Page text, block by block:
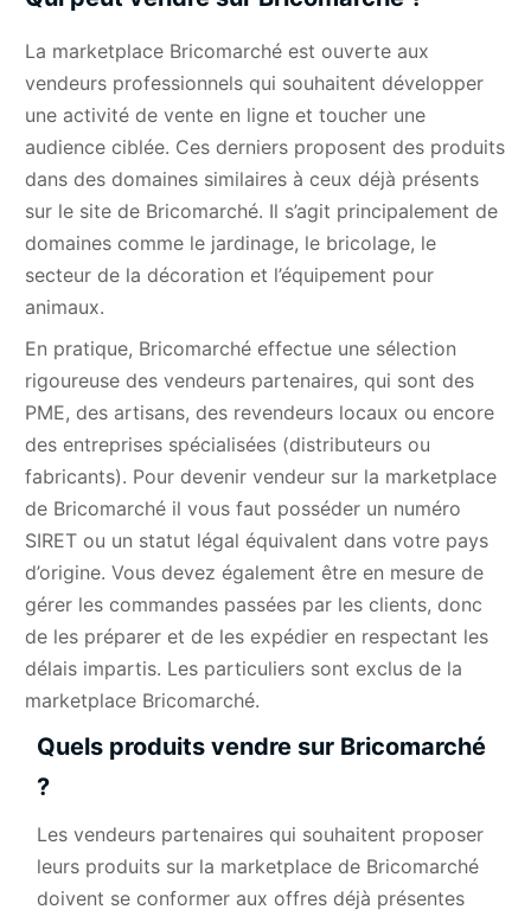
La marketplace Bricomarché est ouverte aux
vendeurs professionnels qui souhaitent développer
une activité de vente en ligne et toucher une
audience ciblée. Ces derniers proposent des produits
dans des domaines similaires à ceux déjà présents
sur le site de Bricomarché. Il s’agit principalement de
domaines comme le jardinage, le bricolage, le
secteur de la décoration et l’équipement pour
animaux.
En pratique, Bricomarché effectue une sélection
rigoureuse des vendeurs partenaires, qui sont des
PME, des artisans, des revendeurs locaux ou encore
des entreprises spécialisées (distributeurs ou
fabricants). Pour devenir vendeur sur la marketplace
de Bricomarché il vous faut posséder un numéro
SIRET ou un statut légal équivalent dans votre pays
d’origine. Vous devez également être en mesure de
gérer les commandes passées par les clients, donc
de les préparer et de les expédier en respectant les
délais impartis. Les particuliers sont exclus de la
marketplace Bricomarché.
Quels produits vendre sur Bricomarché
?
Les vendeurs partenaires qui souhaitent proposer
leurs produits sur la marketplace de Bricomarché
doivent se conformer aux offres déjà présentes